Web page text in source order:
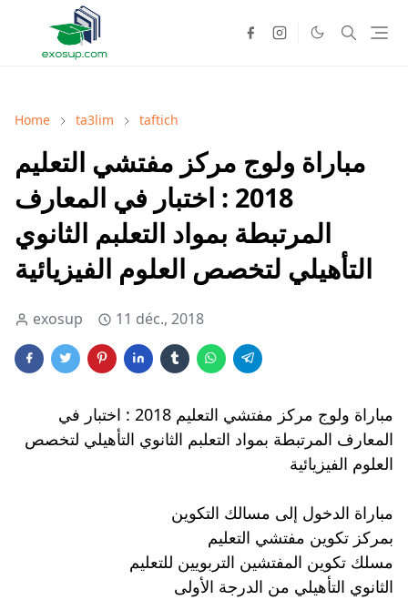
Home ta3lim taftich
مباراة ولوج مركز مفتشي التعليم
2018 : اختبار في المعارف
المرتبطة بمواد التعلبم الثانوي
التأهيلي لتخصص العلوم الفيزيائية
exosup 11 déc., 2018
مباراة ولوج مركز مفتشي التعليم 2018 : اختبار في
المعارف المرتبطة بمواد التعلبم الثانوي التأهيلي لتخصص
العلوم الفيزيائية
مباراة الدخول إلى مسالك التكوين
بمركز تكوين مفتشي التعليم
مسلك تكوين المفتشين التربويين للتعليم
الثانوي التأهيلي من الدرجة الأولى